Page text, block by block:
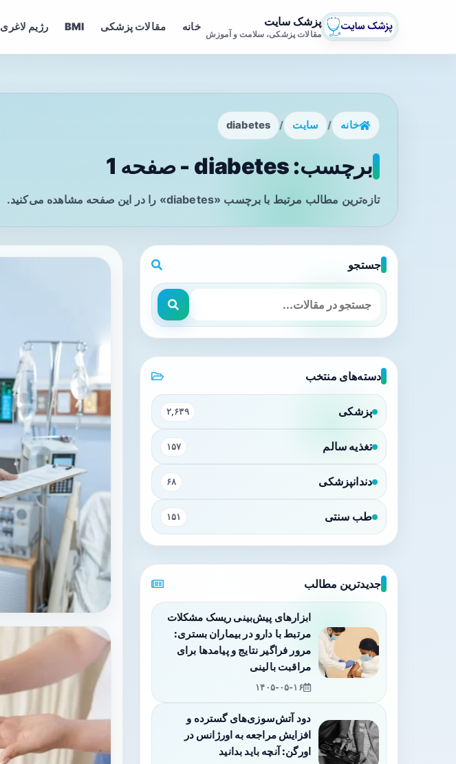
پزشک سایت
مقالات پزشکی، سلامت و آموزش
خانه مقالات پزشکی BMI رژیم لاغری
خانه / سایت /
diabetes
برچسب: diabetes - صفحه 1
تازه‌ترین مطالب مرتبط با برچسب «diabetes» را در این صفحه مشاهده می‌کنید.
جستجو
دسته‌های منتخب
پزشکی ۲,۶۳۹
تغذیه سالم ۱۵۷
دندانپزشکی ۶۸
طب سنتی ۱۵۱
جدیدترین مطالب
ابزارهای پیش‌بینی ریسک مشکلات
مرتبط با دارو در بیماران بستری:
مرور فراگیر نتایج و پیامدها برای
مراقبت بالینی
۱۴۰۵-۰۵-۱۶
دود آتش‌سوزی‌های گسترده و
افزایش مراجعه به اورژانس در
اورگن: آنچه باید بدانید